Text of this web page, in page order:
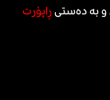
و بە دەستیڕاپۆرت